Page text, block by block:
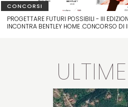
CONCORSI
PROGETTARE FUTURI POSSIBILI - III
INCONTRA BENTLEY HOME .CONCORSO DI
ULTIME